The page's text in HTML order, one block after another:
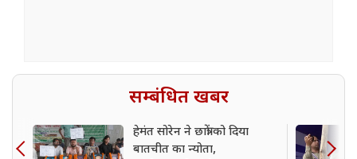
सम्बंधित खबर
हेमंत सोरेन ने छात्रों को दिया
बातचीत का न्योता,